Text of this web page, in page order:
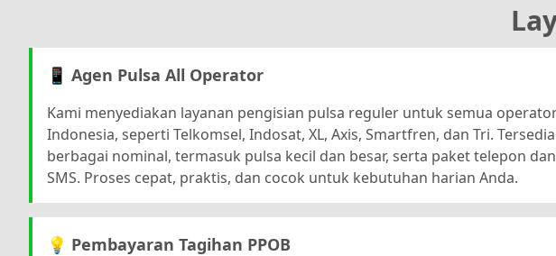
📱 Agen Pulsa All Operator
Kami menyediakan layanan pengisian pulsa reguler untuk semua
Indonesia, seperti Telkomsel, Indosat, XL, Axis, Smartfren, dan Tri. Tersedia
berbagai nominal, termasuk pulsa kecil dan besar, serta paket telepon dan
SMS. Proses cepat, praktis, dan cocok untuk kebutuhan harian Anda.
💡 Pembayaran Tagihan PPOB